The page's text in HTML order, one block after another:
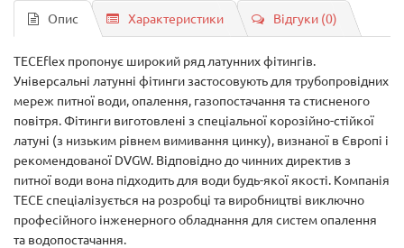
Опис Характеристики Відгуки (0)
TECEflex пропонує широкий ряд латунних фітингів.
Універсальні латунні фітинги застосовують для трубопровідних
мереж питної води, опалення, газопостачання та стисненого
повітря. Фітинги виготовлені з спеціальної корозійно-стійкої
латуні (з низьким рівнем вимивання цинку), визнаної в Європі і
рекомендованої DVGW. Відповідно до чинних директив з
питної води вона підходить для води будь-якої якості. Компанія
TECE спеціалізується на розробці та виробництві виключно
професійного інженерного обладнання для систем опалення
та водопостачання.